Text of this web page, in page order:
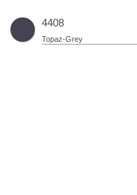
4408
Topaz-Grey